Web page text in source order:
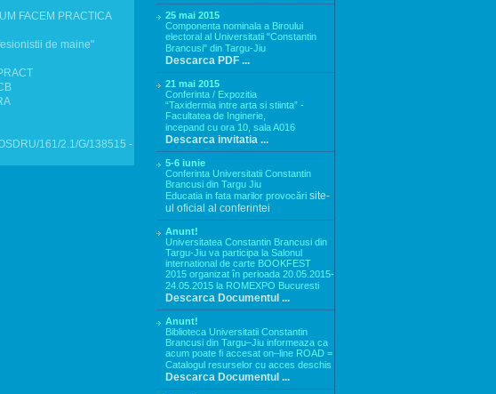
FACEM PRACTICA
de maine"
161/2.1/G/138515 -
25 mai 2015
Componenta nominala a Biroului
electoral al Universitatii "Constantin
Brancusi" din Targu-Jiu
Descarca PDF ...
21 mai 2015
Conferinta / Expozitia
“Taxidermia intre arta si stiinta” -
Facultatea de Inginerie,
incepand cu ora 10, sala A016
Descarca invitatia ...
5-6 iunie
Conferinta Universitatii Constantin
Brancusi din Targu Jiu
Educatia in fata marilor provocări site-
ul oficial al conferintei
Anunt!
Universitatea Constantin Brancusi din
Targu-Jiu va participa la Salonul
international de carte BOOKFEST
2015 organizat în perioada 20.05.2015-
24.05.2015 la ROMEXPO Bucuresti
Descarca Documentul ...
Anunt!
Biblioteca Universitatii Constantin
Brancusi din Targu–Jiu informeaza ca
acum poate fi accesat on–line ROAD =
Catalogul resurselor cu acces deschis
Descarca Documentul ...